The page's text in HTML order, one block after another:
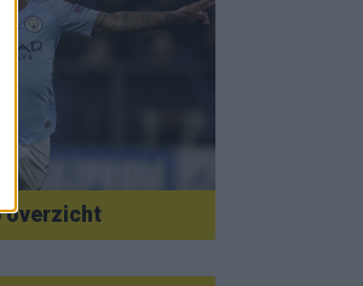
overzicht